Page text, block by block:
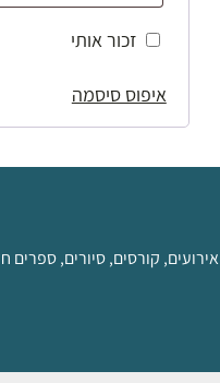
זכור אותי
איפוס סיסמה
קורסים, סיורים,